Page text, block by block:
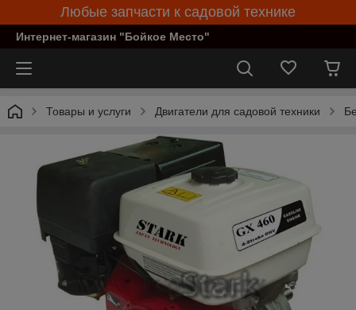
Любые запчасти к садовой технике
Интернет-магазин "Бойкое Место"
Товары и услуги Двигатели для садовой техники